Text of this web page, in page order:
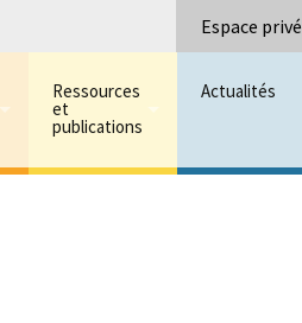
Espace privé
Ressources
et
publications
Actualités